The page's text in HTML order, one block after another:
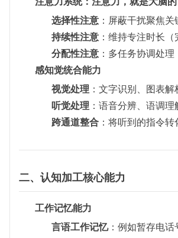
选择性注意：屏蔽干扰聚焦关
持续性注意：维持专注时长（
分配性注意：多任务协调处理
感知觉统合能力
视觉处理 ：文字识别、图表
听觉处理 ：语音分辨、语调
跨通道整合：将听到的指令转
二、认知加工核心能力
工作记忆能力
言语工作记忆：例如暂存电话